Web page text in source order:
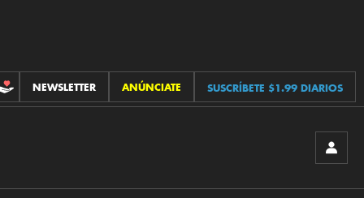
CONTRIBUCIONES
NEWSLETTER ANÚNCIATE SUSCRÍBETE $1.99 DIARIOS